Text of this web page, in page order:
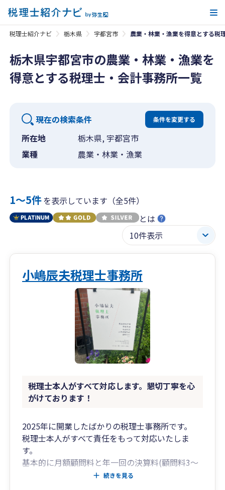
税理士紹介ナビ 栃木県 宇都宮市 農業・林業・漁業を得意とする税
栃木県宇都宮市の農業・林業・漁業を
得意とする税理士・会計事務所一覧
現在の検索条件 条件を変更する
所在地
栃木県, 宇都宮市
業種
農業・林業・漁業
1〜5件を表示しています（全5件）
とは
小嶋辰夫税理士事務所
税理士本人がすべて対応します。懇切丁寧を心
がけております！
2025年に開業したばかりの税理士事務所です。
税理士本人がすべて責任をもって対応いたしま
す。
基本的に月額顧問料と年一回の決算料(顧問料3～
5か月分)のみのわかりやすい料金体系で、起業間
続きを見る